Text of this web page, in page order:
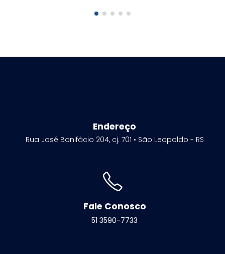
Endereço
Rua José Bonifácio 204, cj. 701 • São Leopoldo - RS
Fale Conosco
51 3590-7733